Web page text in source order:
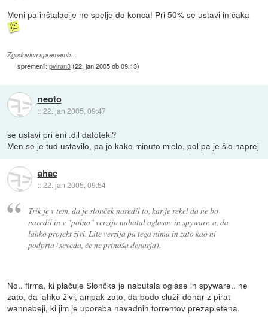
Meni pa inštalacije ne spelje do konca! Pri 50% se ustavi in čaka
Zgodovina sprememb…
spremenil:pviran3(22. jan 2005 ob 09:13)
neoto
::22. jan 2005, 09:47
se ustavi pri eni .dll datoteki?
Men se je tud ustavilo, pa jo kako minuto mlelo, pol pa je šlo naprej
ahac
::22. jan 2005, 09:54
Trik je v tem, da je slonček naredil to, kar je rekel da ne bo
naredil in v "polno" verzijo nabutal oglasov in spyware-a, da
lahko projekt živi. Lite verzija pa tega nima in zato kao ni
podprta (seveda, če ne prinaša denarja).
No.. firma, ki plačuje Slončka je nabutala oglase in spyware.. ne
zato, da lahko živi, ampak zato, da bodo služil denar z pirat
wannabeji, ki jim je uporaba navadnih torrentov prezapletena.